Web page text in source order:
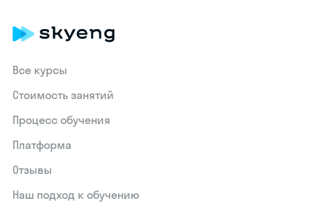
Все курсы
Стоимость занятий
Процесс обучения
Платформа
Отзывы
Наш подход к обучению